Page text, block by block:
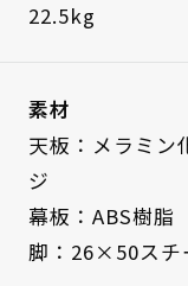
22.5kg
素材
天板：メラミン
ジ
幕板：ABS樹脂
脚：26×50スチ